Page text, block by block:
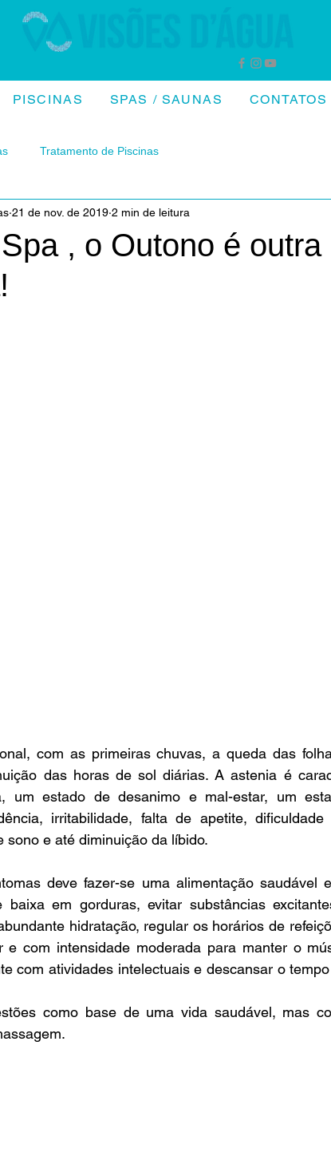
PISCINAS SPAS / SAUNAS CONTATOS
Tratamento de Piscinas
, o Outono é outra
21 de nov. de 2019 2 min de leitura
com as primeiras chuvas, a queda das
das horas de sol diárias. A astenia é
um estado de desanimo e mal-estar, um
irritabilidade, falta de apetite, dificuldade
sono e até diminuição da líbido.
deve fazer-se uma alimentação saudável
baixa em gorduras, evitar substâncias
hidratação, regular os horários de
e com intensidade moderada para manter o
com atividades intelectuais e descansar o
como base de uma vida saudável, mas